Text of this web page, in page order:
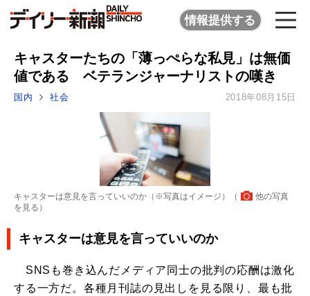
情報提供する
キャスターたちの「薄っぺらな私見」は無価
値である ベテランジャーナリストの嘆き
国内 社会 2018年08月15日
キャスターは意見を言っていいのか（※写真はイメージ）（
他の写真
を見る ）
キャスターは意見を言っていいのか
SNSも巻き込んだメディア同士の批判の応酬は激化
する一方だ。各種月刊誌の見出しを見る限り、最も批